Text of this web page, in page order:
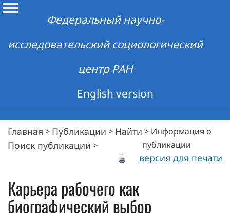
Федеральный научно-
исследовательский социологический
центр РАН
English version
Главная > Публикации > Найти >
Поиск публикаций >
Информация о
публикации
версия для печати
Карьера рабочего как
биографический выбор